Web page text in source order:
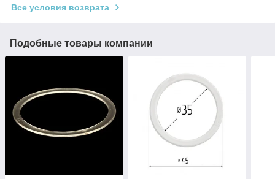
Все условия возврата
Подобные товары компании